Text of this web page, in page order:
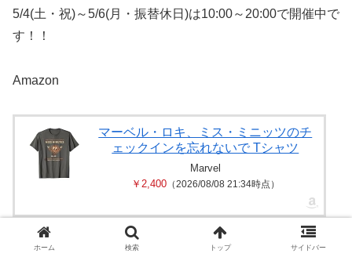
5/4(土・祝)～5/6(月・振替休日)は10:00～20:00で開催中で
す！！
Amazon
マーベル・ロキ、ミス・ミニッツのチ
ェックインを忘れないで Tシャツ
Marvel
￥2,400（2026/08/08 21:34時点）
ホーム 検索 トップ サイドバー